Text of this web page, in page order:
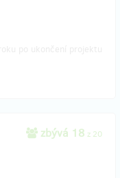
zbývá 18 z 20